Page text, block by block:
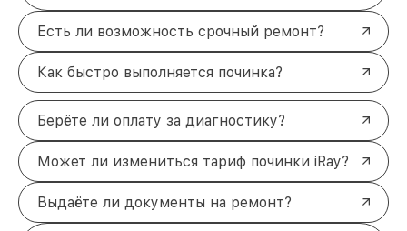
Есть ли возможность срочный ремонт?
Как быстро выполняется починка?
Берёте ли оплату за диагностику?
Может ли измениться тариф починки iRay?
Выдаёте ли документы на ремонт?